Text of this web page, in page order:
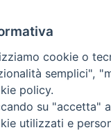
cookie o
semplici",
policy.
su "accetta"
utilizzati e